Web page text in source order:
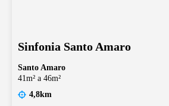
Sinfonia Santo Amaro
Santo Amaro
41m² a 46m²
4,8km